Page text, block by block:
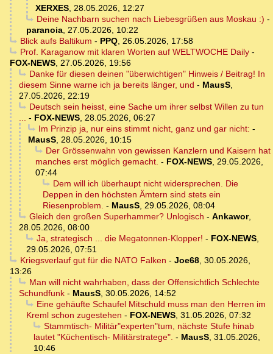
XERXES, 28.05.2026, 12:27
Deine Nachbarn suchen nach Liebesgrüßen aus Moskau :) -
paranoia, 27.05.2026, 10:22
Blick aufs Baltikum - PPQ, 26.05.2026, 17:58
Prof. Karaganow mit klaren Worten auf WELTWOCHE Daily-
FOX-NEWS, 27.05.2026, 19:56
Danke für diesen deinen "überwichtigen" Hinweis / Beitrag! In
diesem Sinne warne ich ja bereits länger, und - MausS,
27.05.2026, 22:19
Deutsch sein heisst, eine Sache um ihrer selbst Willen zu tun
... - FOX-NEWS, 28.05.2026, 06:27
Im Prinzip ja, nur eins stimmt nicht, ganz und gar nicht: -
MausS, 28.05.2026, 10:15
Der Grössenwahn von gewissen Kanzlern und Kaisern hat
manches erst möglich gemacht. - FOX-NEWS, 29.05.2026,
07:44
Dem will ich überhaupt nicht widersprechen. Die
Deppen in den höchsten Ämtern sind stets ein
Riesenproblem. - MausS, 29.05.2026, 08:04
Gleich den großen Superhammer? Unlogisch - Ankawor,
28.05.2026, 08:00
Ja, strategisch ... die Megatonnen-Klopper! - FOX-NEWS,
29.05.2026, 07:51
Kriegsverlauf gut für die NATO Falken - Joe68, 30.05.2026,
13:26
Man will nicht wahrhaben, dass der Offensichtlich Schlechte
Schundfunk - MausS, 30.05.2026, 14:52
Eine gehäufte Schaufel Mitschuld muss man den Herren im
Kreml schon zugestehen - FOX-NEWS, 31.05.2026, 07:32
Stammtisch- Militär"experten"tum, nächste Stufe hinab
lautet "Küchentisch- Militärstratege". - MausS, 31.05.2026,
10:46